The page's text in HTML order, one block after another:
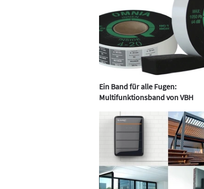
Ein Band für alle Fugen:
Multifunktionsband von VBH